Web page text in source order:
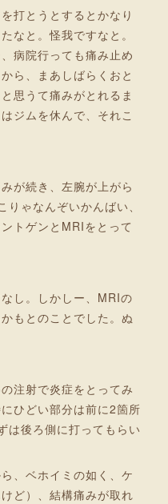
打とうとするとかなり
なと。怪我ですなと。
病院行っても痛み止め
ら、まあしばらくおと
思うて痛みがとれるま
ジムを休んで、それこ
が続き、左腕が上がら
ゃなんぞいかんばい、
トゲンとMRIをとって
し。しかしー、MRIの
もとのことでした。ぬ
注射で炎症をとってみ
ひどい部分は前に2箇所
は後ろ側に打ってもらい
、ベホイミの如く、ケ
ど）、結構痛みが取れ